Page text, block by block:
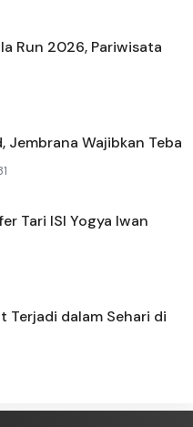
Run 2026, Pariwisata
Jembrana Wajibkan Teba
Tari ISI Yogya Iwan
Terjadi dalam Sehari di